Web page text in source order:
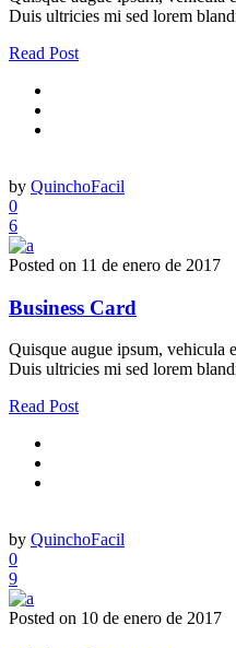
Duis ultricies mi sed lorem
Read Post
by QuinchoFacil
0
6
Posted on 11 de enero de 2017
Business Card
Quisque augue ipsum, vehicula
Duis ultricies mi sed lorem
Read Post
by QuinchoFacil
0
9
Posted on 10 de enero de 2017